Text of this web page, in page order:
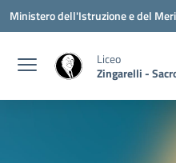
Vai ai contenuti
Vai al menu di navigazione
Vai al footer
Ministero dell'Istruzione e del
Liceo
Zingarelli -